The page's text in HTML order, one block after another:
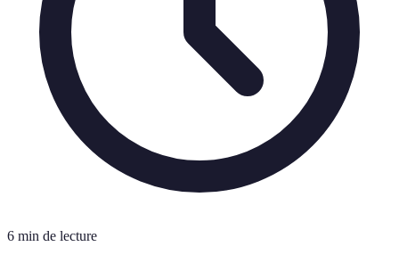
6 min de lecture